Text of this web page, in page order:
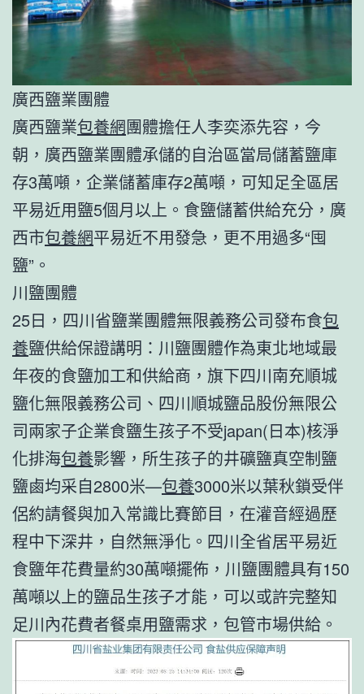
廣西鹽業團體
廣西鹽業包養網團體擔任人李奕添先容，今
朝，廣西鹽業團體承儲的自治區當局儲蓄鹽庫
存3萬噸，企業儲蓄庫存2萬噸，可知足全區居
平易近用鹽5個月以上。食鹽儲蓄供給充分，廣
西市包養網平易近不用發急，更不用過多“囤
鹽”。
川鹽團體
25日，四川省鹽業團體無限義務公司發布食包
養鹽供給保證講明：川鹽團體作為東北地域最
年夜的食鹽加工和供給商，旗下四川南充順城
鹽化無限義務公司、四川順城鹽品股份無限公
司兩家子企業食鹽生孩子不受japan(日本)核淨
化排海包養影響，所生孩子的井礦鹽真空制鹽
鹽鹵均采自2800米—包養3000米以葉秋鎖受伴
侶約請餐與加入常識比賽節目，在灌音經過歷
程中下深井，自然無淨化。四川全省居平易近
食鹽年花費量約30萬噸擺佈，川鹽團體具有150
萬噸以上的鹽品生孩子才能，可以或許完整知
足川內花費者餐桌用鹽需求，包管市場供給。